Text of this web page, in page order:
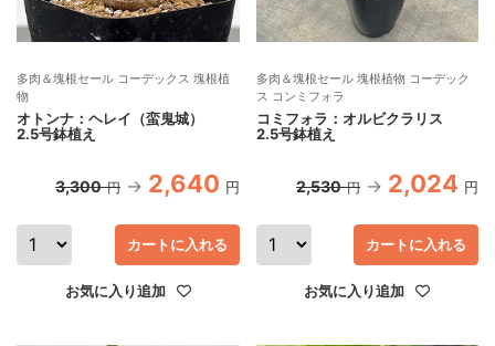
多肉＆塊根セール コーデックス 塊根植
物
オトンナ：ヘレイ（蛮鬼城）
2.5号鉢植え
3,300 円 2,640 円
カートに入れる
お気に入り追加
多肉＆塊根セール 塊根植物 コーデック
ス コンミフォラ
コミフォラ：オルビクラリス
2.5号鉢植え
2,530 円 2,024 円
カートに入れる
お気に入り追加